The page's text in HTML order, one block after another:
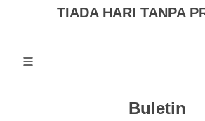
TIADA HARI TANPA
Buletin